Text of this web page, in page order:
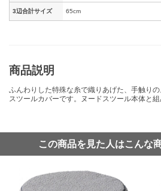
3辺合計サイズ 65cm
商品説明
ふんわりした特殊な糸で織りあげた、手触り
スツールカバーです。ヌードスツール本体と組
この商品を見た人はこんな